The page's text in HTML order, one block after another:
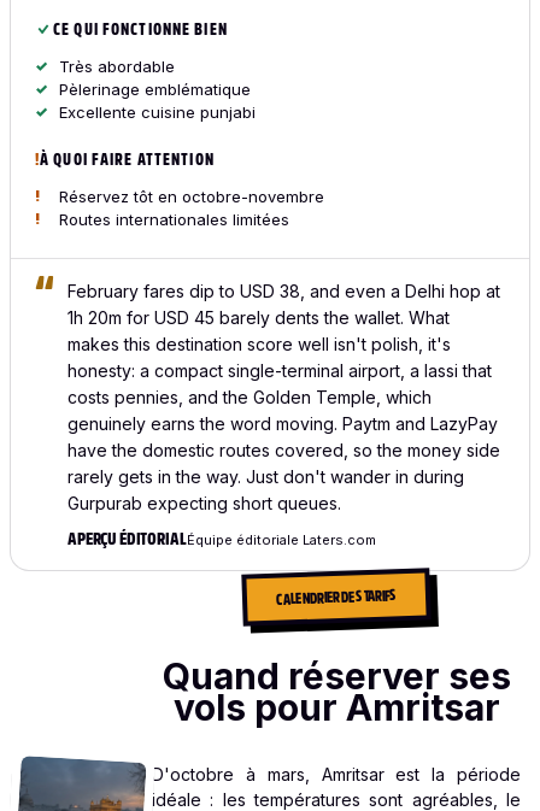
CE QUI FONCTIONNE BIEN
Très abordable
Pèlerinage emblématique
Excellente cuisine punjabi
À QUOI FAIRE ATTENTION
Réservez tôt en octobre-novembre
Routes internationales limitées
February fares dip to USD 38, and even a Delhi hop at
1h 20m for USD 45 barely dents the wallet. What
makes this destination score well isn't polish, it's
honesty: a compact single-terminal airport, a lassi that
costs pennies, and the Golden Temple, which
genuinely earns the word moving. Paytm and LazyPay
have the domestic routes covered, so the money side
rarely gets in the way. Just don't wander in during
Gurpurab expecting short queues.
APERÇU ÉDITORIALÉquipe éditoriale Laters.com
CALENDRIER DES TARIFS
Quand réserver ses
vols pour Amritsar
D'octobre à mars, Amritsar est la période
idéale : les températures sont agréables, le